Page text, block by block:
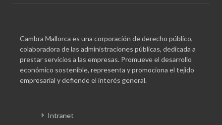
Cambra Mallorca es una corporación de derecho público,
colaboradora de las administraciones públicas, dedicada a
prestar servicios a las empresas. Promueve el desarrollo
económico sostenible, representa y promociona el tejido
empresarial y defiende el interés general.
Intranet